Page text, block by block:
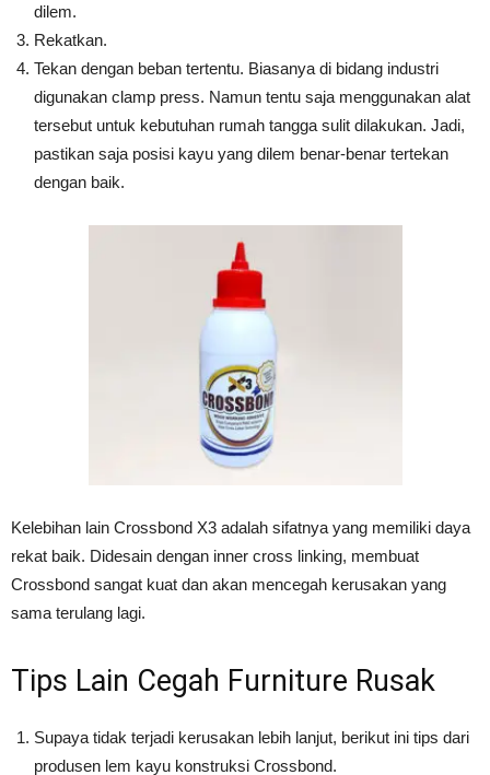
dilem.
Rekatkan.
Tekan dengan beban tertentu. Biasanya di bidang industri
digunakan clamp press. Namun tentu saja menggunakan alat
tersebut untuk kebutuhan rumah tangga sulit dilakukan. Jadi,
pastikan saja posisi kayu yang dilem benar-benar tertekan
dengan baik.
Kelebihan lain Crossbond X3 adalah sifatnya yang memiliki daya
rekat baik. Didesain dengan inner cross linking, membuat
Crossbond sangat kuat dan akan mencegah kerusakan yang
sama terulang lagi.
Tips Lain Cegah Furniture Rusak
Supaya tidak terjadi kerusakan lebih lanjut, berikut ini tips dari
produsen lem kayu konstruksi Crossbond.